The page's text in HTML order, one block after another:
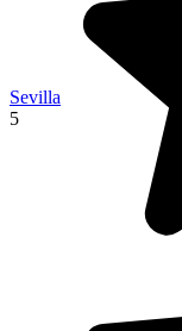
Sevilla
5